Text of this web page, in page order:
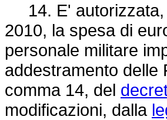
14. E' autorizzata,
2010, la spesa di
personale militare
addestramento delle
comma 14, del
modificazioni, dalla